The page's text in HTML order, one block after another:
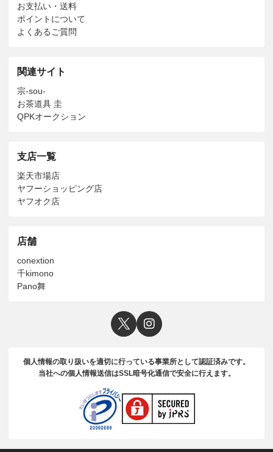
お支払い・送料
ポイントについて
よくあるご質問
関連サイト
宗-sou-
お茶道具 圭
QPKオークション
支店一覧
楽天市場店
ヤフーショッピング店
ヤフオク店
店舗
conextion
千kimono
Pano舞
個人情報の取り扱いを適切に行っている事業所として認証済みです。
当社への個人情報送信はSSL暗号化通信で安全に行えます。